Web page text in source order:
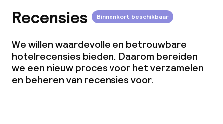
Recensies Binnenkort beschikbaar
We willen waardevolle en betrouwbare
hotelrecensies bieden. Daarom bereiden
we een nieuw proces voor het verzamelen
en beheren van recensies voor.